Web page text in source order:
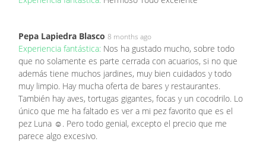
Pepa Lapiedra Blasco 8 months ago
Experiencia fantástica: Nos ha gustado mucho, sobre todo
que no solamente es parte cerrada con acuarios, si no que
además tiene muchos jardines, muy bien cuidados y todo
muy limpio. Hay mucha oferta de bares y restaurantes.
También hay aves, tortugas gigantes, focas y un cocodrilo. Lo
único que me ha faltado es ver a mi pez favorito que es el
pez Luna ☺️. Pero todo genial, excepto el precio que me
parece algo excesivo.